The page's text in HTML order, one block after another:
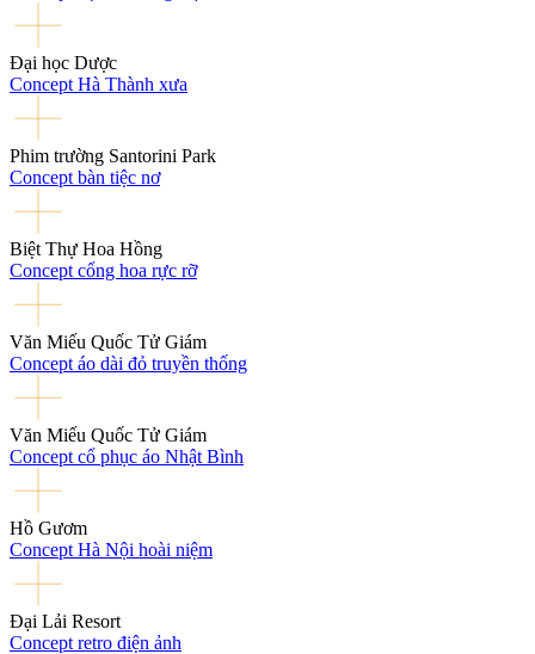
Đại học Dược
Concept Hà Thành xưa
Phim trường Santorini Park
Concept bàn tiệc nơ
Biệt Thự Hoa Hồng
Concept cổng hoa rực rỡ
Văn Miếu Quốc Tử Giám
Concept áo dài đỏ truyền thống
Văn Miếu Quốc Tử Giám
Concept cổ phục áo Nhật Bình
Hồ Gươm
Concept Hà Nội hoài niệm
Đại Lải Resort
Concept retro điện ảnh